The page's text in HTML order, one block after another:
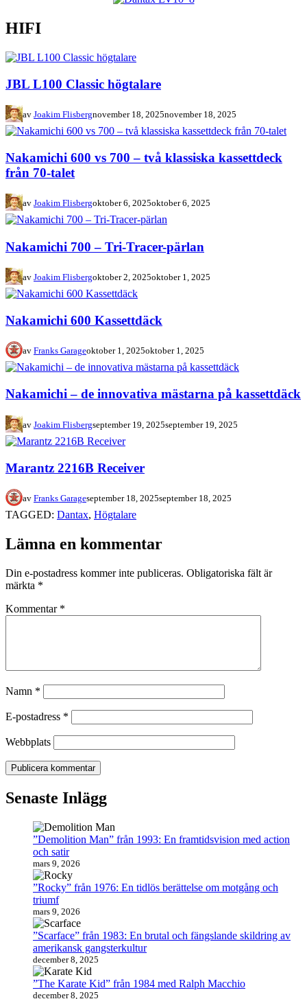
HIFI
JBL L100 Classic högtalare
av Joakim Flisbergnovember 18, 2025november 18, 2025
Nakamichi 600 vs 700 – två klassiska kassettdeck
från 70-talet
av Joakim Flisbergoktober 6, 2025oktober 6, 2025
Nakamichi 700 – Tri-Tracer-pärlan
av Joakim Flisbergoktober 2, 2025oktober 1, 2025
Nakamichi 600 Kassettdäck
av Franks Garageoktober 1, 2025oktober 1, 2025
Nakamichi – de innovativa mästarna på kassettdäck
av Joakim Flisbergseptember 19, 2025september 19, 2025
Marantz 2216B Receiver
av Franks Garageseptember 18, 2025september 18, 2025
TAGGED: Dantax, Högtalare
Lämna en kommentar
Din e-postadress kommer inte publiceras. Obligatoriska fält är
märkta *
Kommentar *
Namn *
E-postadress *
Webbplats
Senaste Inlägg
”Demolition Man” från 1993: En framtidsvision med action
och satir
mars 9, 2026
”Rocky” från 1976: En tidlös berättelse om motgång och
triumf
mars 9, 2026
”Scarface” från 1983: En brutal och fängslande skildring av
amerikansk gangsterkultur
december 8, 2025
”The Karate Kid” från 1984 med Ralph Macchio
december 8, 2025